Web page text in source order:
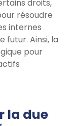
droits,
résoudre
internes
futur. Ainsi, la
pour
la due